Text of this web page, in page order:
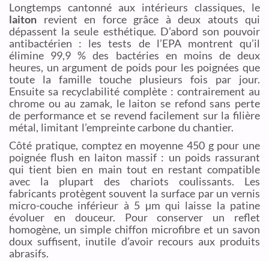
Longtemps cantonné aux intérieurs classiques, le
laiton revient en force grâce à deux atouts qui
dépassent la seule esthétique. D’abord son pouvoir
antibactérien : les tests de l’EPA montrent qu’il
élimine 99,9 % des bactéries en moins de deux
heures, un argument de poids pour les poignées que
toute la famille touche plusieurs fois par jour.
Ensuite sa recyclabilité complète : contrairement au
chrome ou au zamak, le laiton se refond sans perte
de performance et se revend facilement sur la filière
métal, limitant l’empreinte carbone du chantier.
Côté pratique, comptez en moyenne 450 g pour une
poignée flush en laiton massif : un poids rassurant
qui tient bien en main tout en restant compatible
avec la plupart des chariots coulissants. Les
fabricants protègent souvent la surface par un vernis
micro-couche inférieur à 5 µm qui laisse la patine
évoluer en douceur. Pour conserver un reflet
homogène, un simple chiffon microfibre et un savon
doux suffisent, inutile d’avoir recours aux produits
abrasifs.